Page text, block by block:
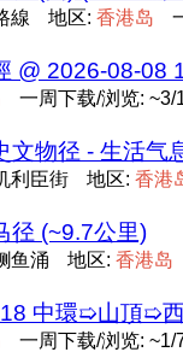
線 地区: 香港岛
@ 2026-08-08
一周下载/浏览: ~3/
文物径 - 生活气
利臣街 地区: 香港
径 (~9.7公里)
鱼涌 地区: 香港岛
中環➯山頂➯
一周下载/浏览: ~1/